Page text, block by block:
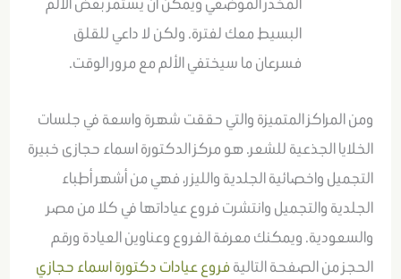
البسيط معك لفترة. ولكن لا داعي للقلق
فسرعان ما سيختفي الألم مع مرور الوقت.
ومن المراكز المتميزة والتي حققت شهرة واسعة في جلسات
الخلايا الجذعية للشعر. هو مركز الدكتورة اسماء حجازى خبيرة
التجميل واخصائية الجلدية والليزر، فهي من أشهر أطباء
الجلدية والتجميل وانتشرت فروع عياداتها في كلا من مصر
والسعودية. ويمكنك معرفة الفروع وعناوين العيادة ورقم
الحجز من الصفحة التاليةفروع عيادات دكتورة اسماء حجازي